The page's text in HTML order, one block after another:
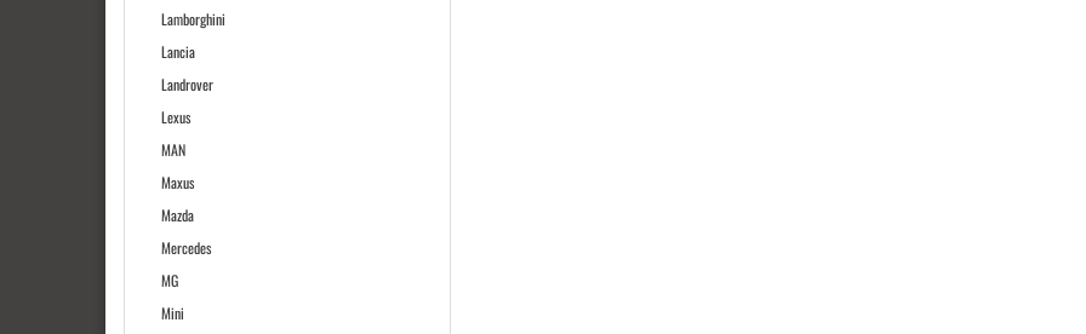
Lamborghini
Lancia
Landrover
Lexus
MAN
Maxus
Mazda
Mercedes
MG
Mini